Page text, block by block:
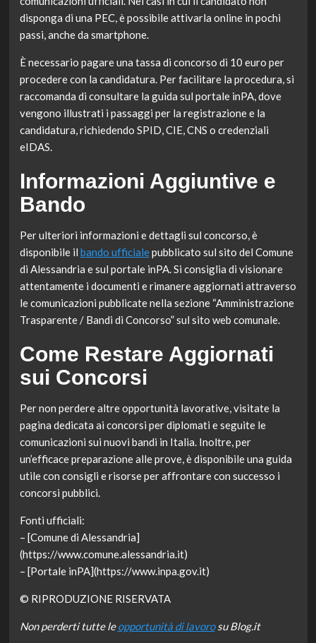
disponga di una PEC, è possibile attivarla online in pochi
passi, anche da smartphone.
È necessario pagare una tassa di concorso di 10 euro per
procedere con la candidatura. Per facilitare la procedura, si
raccomanda di consultare la guida sul portale inPA, dove
vengono illustrati i passaggi per la registrazione e la
candidatura, richiedendo SPID, CIE, CNS o credenziali
eIDAS.
Informazioni Aggiuntive e
Bando
Per ulteriori informazioni e dettagli sul concorso, è
disponibile il bando ufficialepubblicato sul sito del Comune
di Alessandria e sul portale inPA. Si consiglia di visionare
attentamente i documenti e rimanere aggiornati attraverso
le comunicazioni pubblicate nella sezione “Amministrazione
Trasparente / Bandi di Concorso” sul sito web comunale.
Come Restare Aggiornati
sui Concorsi
Per non perdere altre opportunità lavorative, visitate la
pagina dedicata ai concorsi per diplomati e seguite le
comunicazioni sui nuovi bandi in Italia. Inoltre, per
un’efficace preparazione alle prove, è disponibile una guida
utile con consigli e risorse per affrontare con successo i
concorsi pubblici.
Fonti ufficiali:
– [Comune di Alessandria]
(https://www.comune.alessandria.it)
– [Portale inPA](https://www.inpa.gov.it)
© RIPRODUZIONE RISERVATA
Non perderti tutte leopportunità di lavorosu Blog.it